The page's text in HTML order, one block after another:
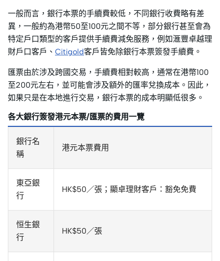
一般而言，銀行本票的手續費較低，不同銀行收費略有差
異，一般約為港幣50至100元之間不等，部分銀行甚至會為
特定戶口類型的客戶提供手續費減免服務，例如滙豐卓越理
財戶口客戶、 Citigold客戶皆免除銀行本票簽發手續費。
匯票由於涉及跨國交易，手續費相對較高，通常在港幣100
至200元左右，並可能會涉及額外的匯率兌換成本。因此，
如果只是在本地進行交易，銀行本票的成本明顯低很多。
各大銀行簽發港元本票/匯票的費用一覽
銀行名
稱
港元本票費用
東亞銀
行
HK$50／張；顯卓理財客戶：豁免免費
恒生銀
行
HK$50／張